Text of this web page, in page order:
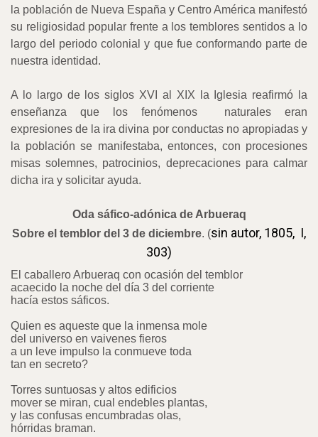
la población de Nueva España y Centro América manifestó
su religiosidad popular frente a los temblores sentidos a lo
largo del periodo colonial y que fue conformando parte de
nuestra identidad.
A lo largo de los siglos XVI al XIX la Iglesia reafirmó la
enseñanza que los fenómenos
naturales eran
expresiones de la ira divina por conductas no apropiadas y
la población se manifestaba, entonces, con procesiones
misas solemnes, patrocinios, deprecaciones para calmar
dicha ira y solicitar ayuda.
Oda sáfico-adónica de Arbueraq
Sobre el temblor del 3 de diciembre. (sin autor, 1805, I,
303)
El caballero Arbueraq con ocasión del temblor
acaecido la noche del día 3 del corriente
hacía estos sáficos.
Quien es aqueste que la inmensa mole
del universo en vaivenes fieros
a un leve impulso la conmueve toda
tan en secreto?
Torres suntuosas y altos edificios
mover se miran, cual endebles plantas,
y las confusas encumbradas olas,
hórridas braman.